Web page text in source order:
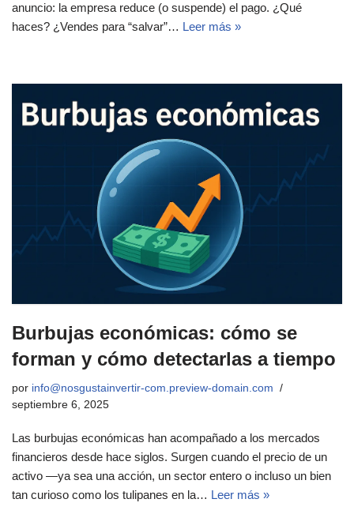
anuncio: la empresa reduce (o suspende) el pago. ¿Qué
haces? ¿Vendes para “salvar”… Leer más »
Burbujas económicas: cómo se
forman y cómo detectarlas a tiempo
por info@nosgustainvertir-com.preview-domain.com
septiembre 6, 2025
Las burbujas económicas han acompañado a los mercados
financieros desde hace siglos. Surgen cuando el precio de un
activo —ya sea una acción, un sector entero o incluso un bien
tan curioso como los tulipanes en la… Leer más »